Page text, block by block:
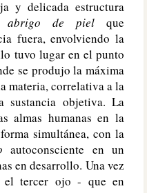
y delicada estructura
abrigo de pielque
fuera, envolviendo la
tuvo lugar en el punto
se produjo la máxima
materia, correlativa a la
sustancia objetiva. La
almas humanas en la
simultánea, con la
autoconsciente en un
en desarrollo. Una vez
el tercer ojo - que en